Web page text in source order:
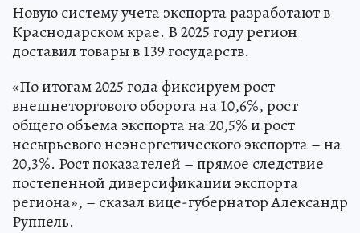
Новую систему учета экспорта разработают в
Краснодарском крае. В 2025 году регион
доставил товары в 139 государств.
«По итогам 2025 года фиксируем рост
внешнеторгового оборота на 10,6%, рост
общего объема экспорта на 20,5% и рост
несырьевого неэнергетического экспорта – на
20,3%. Рост показателей – прямое следствие
постепенной диверсификации экспорта
региона», – сказал вице-губернатор Александр
Руппель.